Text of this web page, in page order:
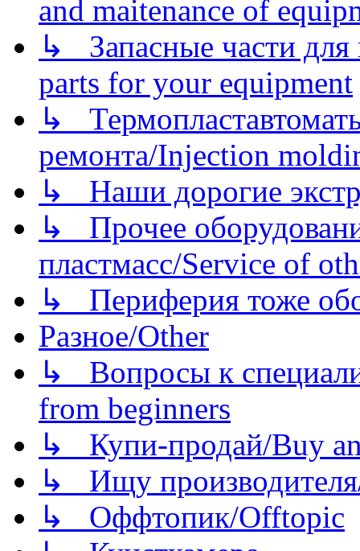
and maitenance of
↳ Запасные части для
parts for your equipment
↳
ремонта/Injection
↳ Наши дорогие
↳ Прочее
пластмасс/Service of
↳ Периферия тоже
Разное/Other
↳ Вопросы к
from beginners
↳ Купи-продай/Buy
↳ Ищу
↳ Оффтопик/Offtopic